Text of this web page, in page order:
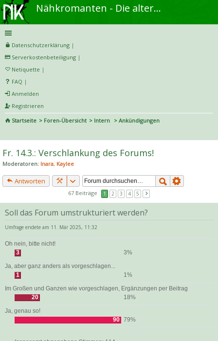
Nähkromanten - Die alternative Näh- und DIY-Community
Datenschutzerklärung |
Serverkostenbeteiligung |
Netiquette |
FAQ |
Anmelden
Registrieren
Startseite
Foren-Übersicht Intern
Ankündigungen
he
Fr. 14.3.: Verschlankung des Forums!
Moderatoren: Inara, Kaylee
Antworten
67 Beiträge 1 2 3 4 5
Soll das Forum umstrukturiert werden?
Umfrage endete am 11. Mär 2025, 11:32
Oh nein, bitte nicht!
3
3%
Ja, aber ganz anders als vorgeschlagen...
1
1%
Im Großen und Ganzen wie vorgeschlagen, Ergänzungen per Beitrag
20
18%
Ja, genau so!
90 79%